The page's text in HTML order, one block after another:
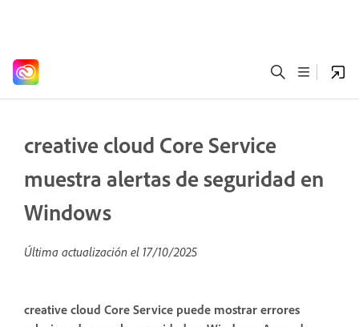
creative cloud Core Service
muestra alertas de seguridad en
Windows
Última actualización el 17/10/2025
creative cloud Core Service puede mostrar errores